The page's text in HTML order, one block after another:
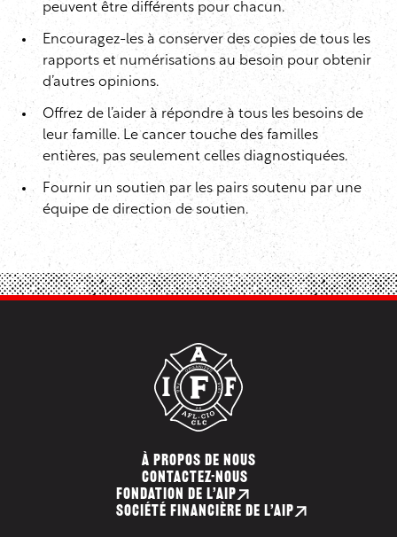
peuvent être différents pour chacun.
Encouragez-les à conserver des copies de tous les
rapports et numérisations au besoin pour obtenir
d’autres opinions.
Offrez de l’aider à répondre à tous les besoins de
leur famille. Le cancer touche des familles
entières, pas seulement celles diagnostiquées.
Fournir un soutien par les pairs soutenu par une
équipe de direction de soutien.
À PROPOS DE NOUS
CONTACTEZ-NOUS
FONDATION DE L’AIP
SOCIÉTÉ FINANCIÈRE DE L’AIP